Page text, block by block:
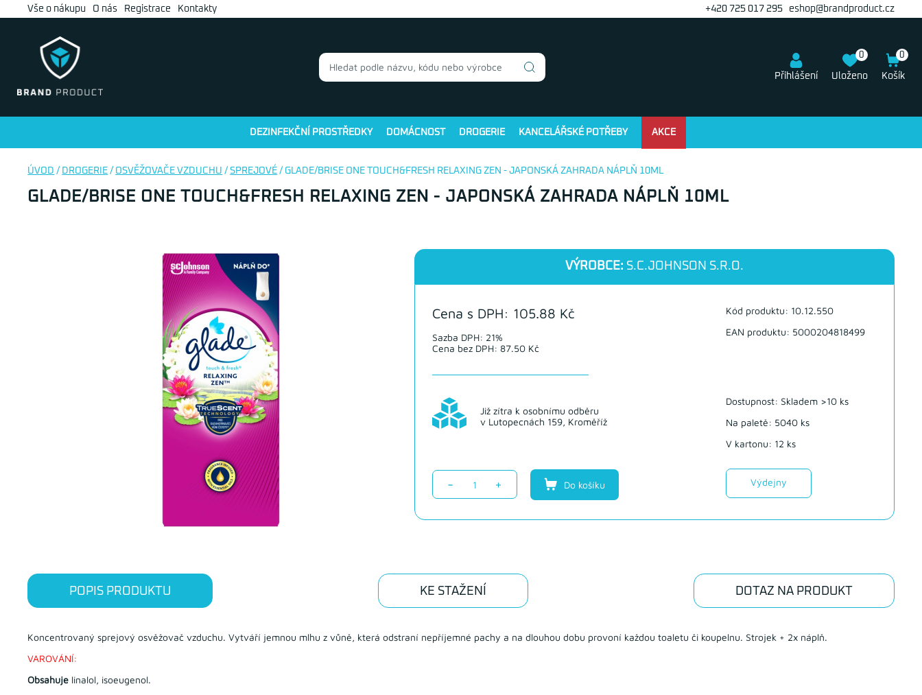
Vše o nákupu O nás Registrace Kontakty +420 725 017 295 eshop@brandproduct.cz
Přihlášení Uloženo
0 0
Košík
DEZINFEKČNÍ PROSTŘEDKY DOMÁCNOST DROGERIE KANCELÁŘSKÉ POTŘEBY AKCE
ÚVOD / DROGERIE / OSVĚŽOVAČE VZDUCHU /SPREJOVÉ / GLADE/BRISE ONE TOUCH&FRESH RELAXING ZEN - JAPONSKÁ ZAHRADA NÁPLŇ 10ML
GLADE/BRISE ONE TOUCH&FRESH RELAXING ZEN - JAPONSKÁ ZAHRADA NÁPLŇ 10ML
VÝROBCE: S.C.JOHNSON S.R.O.
Cena s DPH: 105.88 Kč
Sazba DPH: 21%
Cena bez DPH: 87.50 Kč
Kód produktu: 10.12.550
EAN produktu: 5000204818499
Již zítra k osobnímu odběru
v Lutopecnách 159, Kroměříž
Dostupnost: Skladem >10 ks
Na paletě: 5040 ks
V kartonu: 12 ks
- + Do košíku Výdejny
POPIS PRODUKTU KE STAŽENÍ DOTAZ NA PRODUKT
Koncentrovaný sprejový osvěžovač vzduchu. Vytváří jemnou mlhu z vůně, která odstraní nepříjemné pachy a na dlouhou dobu provoní každou toaletu či koupelnu. Strojek + 2x náplň.
VAROVÁNÍ:
Obsahuje linalol, isoeugenol.